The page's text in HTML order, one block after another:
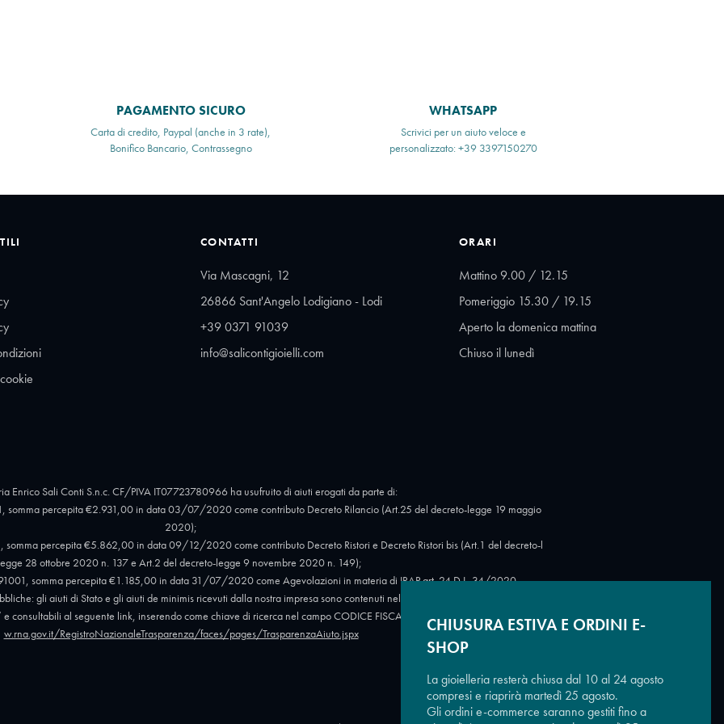
PAGAMENTO SICURO
Carta di credito, Paypal (anche in 3 rate),
Bonifico Bancario, Contrassegno
WHATSAPP
Scrivici per un aiuto veloce e
personalizzato: +39 3397150270
CONTATTI
Via Mascagni, 12
26866 Sant'Angelo Lodigiano - Lodi
+39 0371 91039
info@salicontigioielli.com
ORARI
Mattino 9.00 / 12.15
Pomeriggio 15.30 / 19.15
Aperto la domenica mattina
Chiuso il lunedì
Enrico Sali Conti S.n.c. CF/PIVA IT07723780966 ha usufruito di aiuti erogati da parte di:
somma percepita €2.931,00 in data 03/07/2020 come contributo Decreto Rilancio (Art.25 del decreto-legge 19 maggio
2020);
somma percepita €5.862,00 in data 09/12/2020 come contributo Decreto Ristori e Decreto Ristori bis (Art.1 del decreto-l
egge 28 ottobre 2020 n. 137 e Art.2 del decreto-legge 9 novembre 2020 n. 149);
somma percepita €1.185,00 in data 31/07/2020 come Agevolazioni in materia di IRAP art. 24 D.L. 34/2020.
gli aiuti di Stato e gli aiuti de minimis ricevuti dalla nostra impresa sono contenuti nel Registro nazionale degli aiuti di
consultabili al seguente link, inserendo come chiave di ricerca nel campo CODICE FISCALE: 07723780966.https://ww
w.rna.gov.it/RegistroNazionaleTrasparenza/faces/pages/TrasparenzaAiuto.jspx
CHIUSURA ESTIVA E ORDINI E-
SHOP
La gioielleria resterà chiusa dal 10 al 24 agosto
compresi e riaprirà martedì 25 agosto.
Gli ordini e-commerce saranno gestiti fino a